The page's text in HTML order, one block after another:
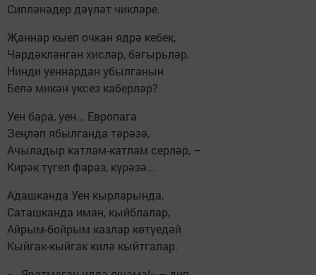
Сипләнәдер дәүләт чикләре.
Җаннар кыеп очкан ядрә кебек,
Чәрдәкләнгән хисләр, бәгырьләр.
Нинди уеннардан убылганын
Белә микән үксез каберләр?
Уен бара, уен... Европага
Зеңләп ябылганда тәрәзә,
Ачыладыр катлам-катлам серләр, –
Кирәк түгел фараз, күрәзә...
Адашканда Уен кырларында,
Саташканда иман, кыйблалар,
Айрым-бойрым казлар көтүедәй
Кыйгак-кыйгак килә кыйтгалар.